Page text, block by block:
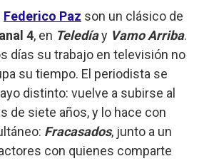
Federico Paz son un clásico de
4, en Teledíay Vamo Arriba.
días su trabajo en televisión no
su tiempo. El periodista se
distinto: vuelve a subirse al
de siete años, y lo hace con
Fracasados, junto a un
con quienes comparte